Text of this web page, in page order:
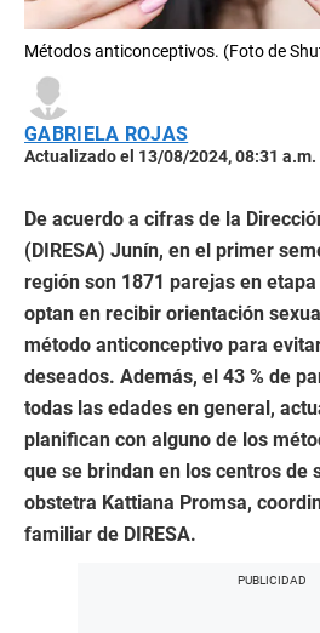
Métodos anticonceptivos. (Foto de
GABRIELA ROJAS
Actualizado el 13/08/2024, 08:31 a.m.
De acuerdo a cifras de la
(DIRESA) Junín, en el primer
región son 1871 parejas en
optan en recibir orientación
método anticonceptivo para
deseados. Además, el 43 % de
todas las edades en general,
planifican con alguno de los
que se brindan en los centros de
obstetra Kattiana Promsa,
familiar de DIRESA.